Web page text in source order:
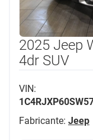
2025 Jeep
4dr SUV
VIN:
Fabricante: Jeep